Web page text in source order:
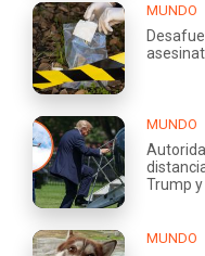
MUNDO
MUNDO
Trump y
MUNDO